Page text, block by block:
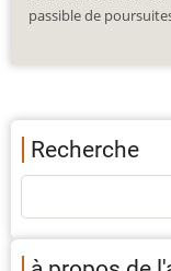
passible de
Recherche